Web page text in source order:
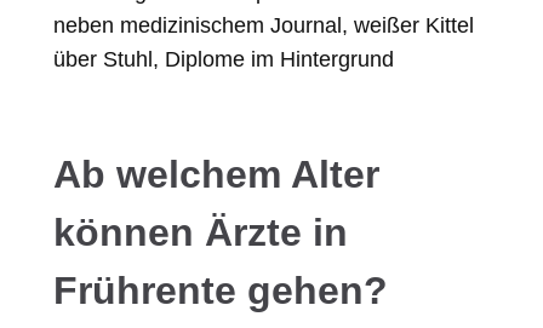
Ab welchem Alter
können Ärzte in
Frührente gehen?